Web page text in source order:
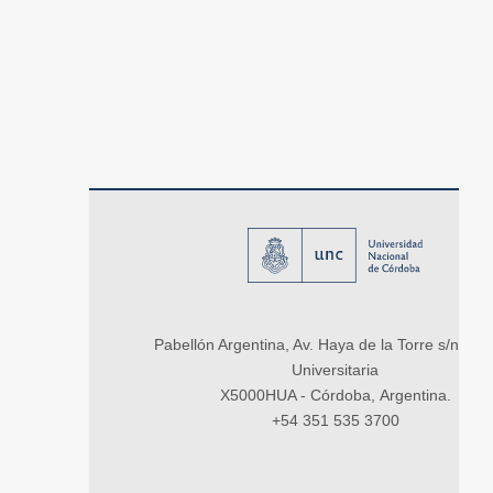
Pabellón Argentina, Av. Haya de la Torre s/n,
Universitaria
X5000HUA - Córdoba, Argentina.
+54 351 535 3700